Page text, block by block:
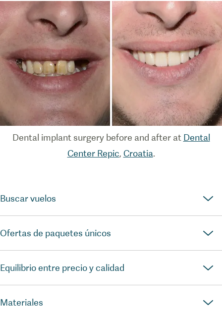
Dental implant surgery before and after at Dental
Center Repic, Croatia.
Buscar vuelos
Ofertas de paquetes únicos
Equilibrio entre precio y calidad
Materiales